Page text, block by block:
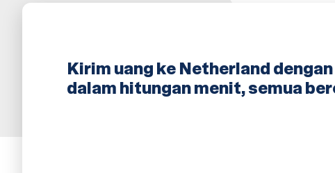
Kirim uang ke Netherland
dalam hitungan menit, semua